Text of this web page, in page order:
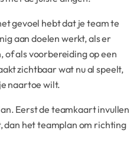
gevoel hebt dat je team te
aan doelen werkt, als er
of als voorbereiding op een
zichtbaar wat nu al speelt,
naartoe wilt.
Eerst de teamkaart invullen
dan het teamplan om richting